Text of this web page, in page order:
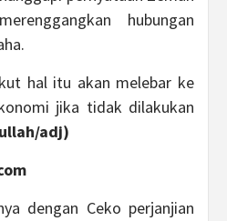
hubungan
hal itu akan melebar ke
jika tidak dilakukan
adj)
dengan Ceko perjanjian